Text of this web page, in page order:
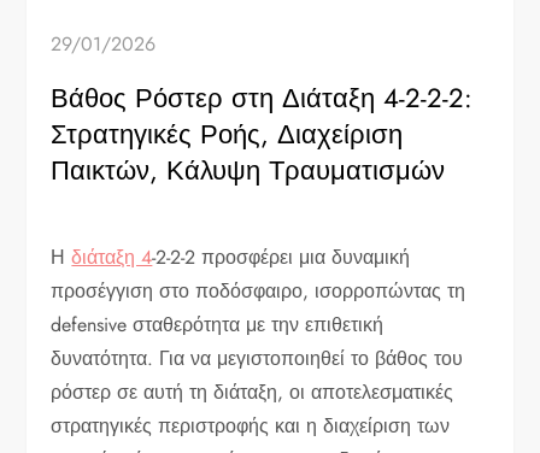
29/01/2026
Βάθος Ρόστερ στη Διάταξη 4-2-2-2:
Στρατηγικές Ροής, Διαχείριση
Παικτών, Κάλυψη Τραυματισμών
Ηδιάταξη 4-2-2-2 προσφέρει μια δυναμική
προσέγγιση στο ποδόσφαιρο, ισορροπώντας τη
defensive σταθερότητα με την επιθετική
δυνατότητα. Για να μεγιστοποιηθεί το βάθος του
ρόστερ σε αυτή τη διάταξη, οι αποτελεσματικές
στρατηγικές περιστροφής και η διαχείριση των